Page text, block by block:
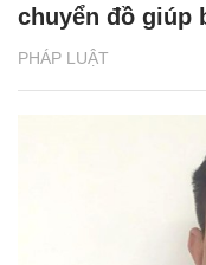
PHÁP LUẬT
chuyển đồ giúp